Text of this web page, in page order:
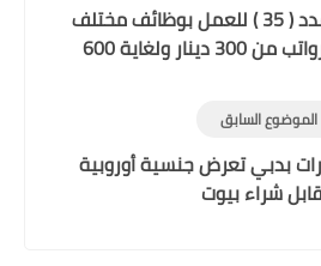
مطلوب موظفين عدد ( 35 ) للعمل بوظائف مختلف
في تالف الخير وبرواتب من 300 دينار ولغاية 600
الموضوع السابق
بدبي تعرض جنسية أوروبية
شراء بيوت